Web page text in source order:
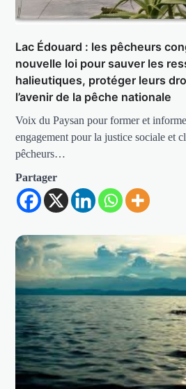
Lac Édouard : les pêcheurs
nouvelle loi pour sauver les
halieutiques, protéger leurs
l’avenir de la pêche nationale
Voix du Paysan pour former et
engagement pour la justice sociale et
pêcheurs…
Partager